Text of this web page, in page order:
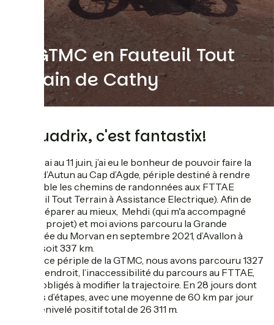
La GTMC en Fauteuil Tout
Terrain de Cathy
Le quadrix, c'est fantastix!
Du 15 mai au 11 juin, j’ai eu le bonheur de pouvoir faire la
GTMC d’Autun au Cap d’Agde, périple destiné à rendre
accessible les chemins de randonnées aux FTTAE
(Fauteuil Tout Terrain à Assistance Electrique). Afin de
nous préparer au mieux, Mehdi (qui m'a accompagné
dans ce projet) et moi avions parcouru la Grande
Traversée du Morvan en septembre 2021, d’Avallon à
Autun, soit 337 km.
Durant ce périple de la GTMC, nous avons parcouru 1327
km. Par endroit, l’inaccessibilité du parcours au FTTAE,
nous a obligés à modifier la trajectoire. En 28 jours dont
22 jours d’étapes, avec une moyenne de 60 km par jour
et un dénivelé positif total de 26 311 m.